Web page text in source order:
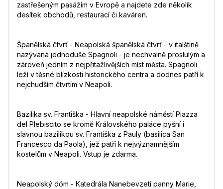
zastřešeným pasážím v Evropě a najdete zde několik
desítek obchodů, restaurací či kaváren.
Španělská čtvrť - Neapolská španělská čtvrť - v italštině
nazývaná jednoduše Spagnoli - je nechvalně proslulým a
zároveň jedním z nejpřitažlivějších míst města. Spagnoli
leží v těsné blízkosti historického centra a dodnes patří k
nejchudším čtvrtím v Neapoli.
Bazilika sv. Františka - Hlavní neapolské náměstí Piazza
del Plebiscito se kromě Královského paláce pyšní i
slavnou bazilikou sv. Františka z Pauly (basilica San
Francesco da Paola), jež patří k nejvýznamnějším
kostelům v Neapoli. Vstup je zdarma.
Neapolský dóm - Katedrála Nanebevzetí panny Marie,